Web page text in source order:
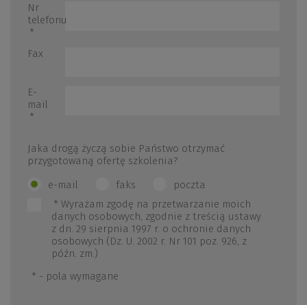
Nr
telefonu
*
Fax
E-
mail
*
Jaka drogą życzą sobie Państwo otrzymać
przygotowaną ofertę szkolenia?
e-mail
faks
poczta
* Wyrażam zgodę na przetwarzanie moich
danych osobowych, zgodnie z treścią ustawy
z dn. 29 sierpnia 1997 r. o ochronie danych
osobowych (Dz. U. 2002 r. Nr 101 poz. 926, z
późn. zm.)
* - pola wymagane